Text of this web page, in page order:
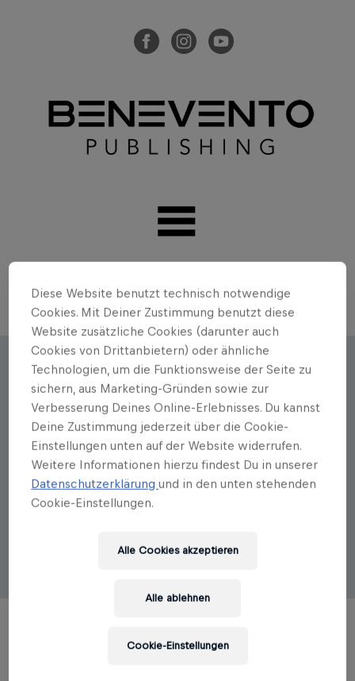
Autorenportrait
Wolf Lotter
Wolf Lotter, geboren 1962 in Mürzzuschlag,
Österreich, ist Mitbegründer des Magazins
eins , für das er die Leitessays schreibt. Er gehörte
davor den Redaktionen vonCash Flow, Newsund
Profilan und ist ein gefragter Keynote- Speaker und
seiner Familie bei Stuttgart.
Diese Website benutzt technisch notwendige
Cookies. Mit Deiner Zustimmung benutzt diese
Website zusätzliche Cookies (darunter auch
Cookies von Drittanbietern) oder ähnliche
Technologien, um die Funktionsweise der Seite zu
sichern, aus Marketing-Gründen sowie zur
Verbesserung Deines Online-Erlebnisses. Du kannst
Deine Zustimmung jederzeit über die Cookie-
Einstellungen unten auf der Website widerrufen.
Weitere Informationen hierzu findest Du in unserer
Datenschutzerklärungund in den unten stehenden
Cookie-Einstellungen.
Alle ablehnen
Alle Cookies akzeptieren
Cookie-Einstellungen